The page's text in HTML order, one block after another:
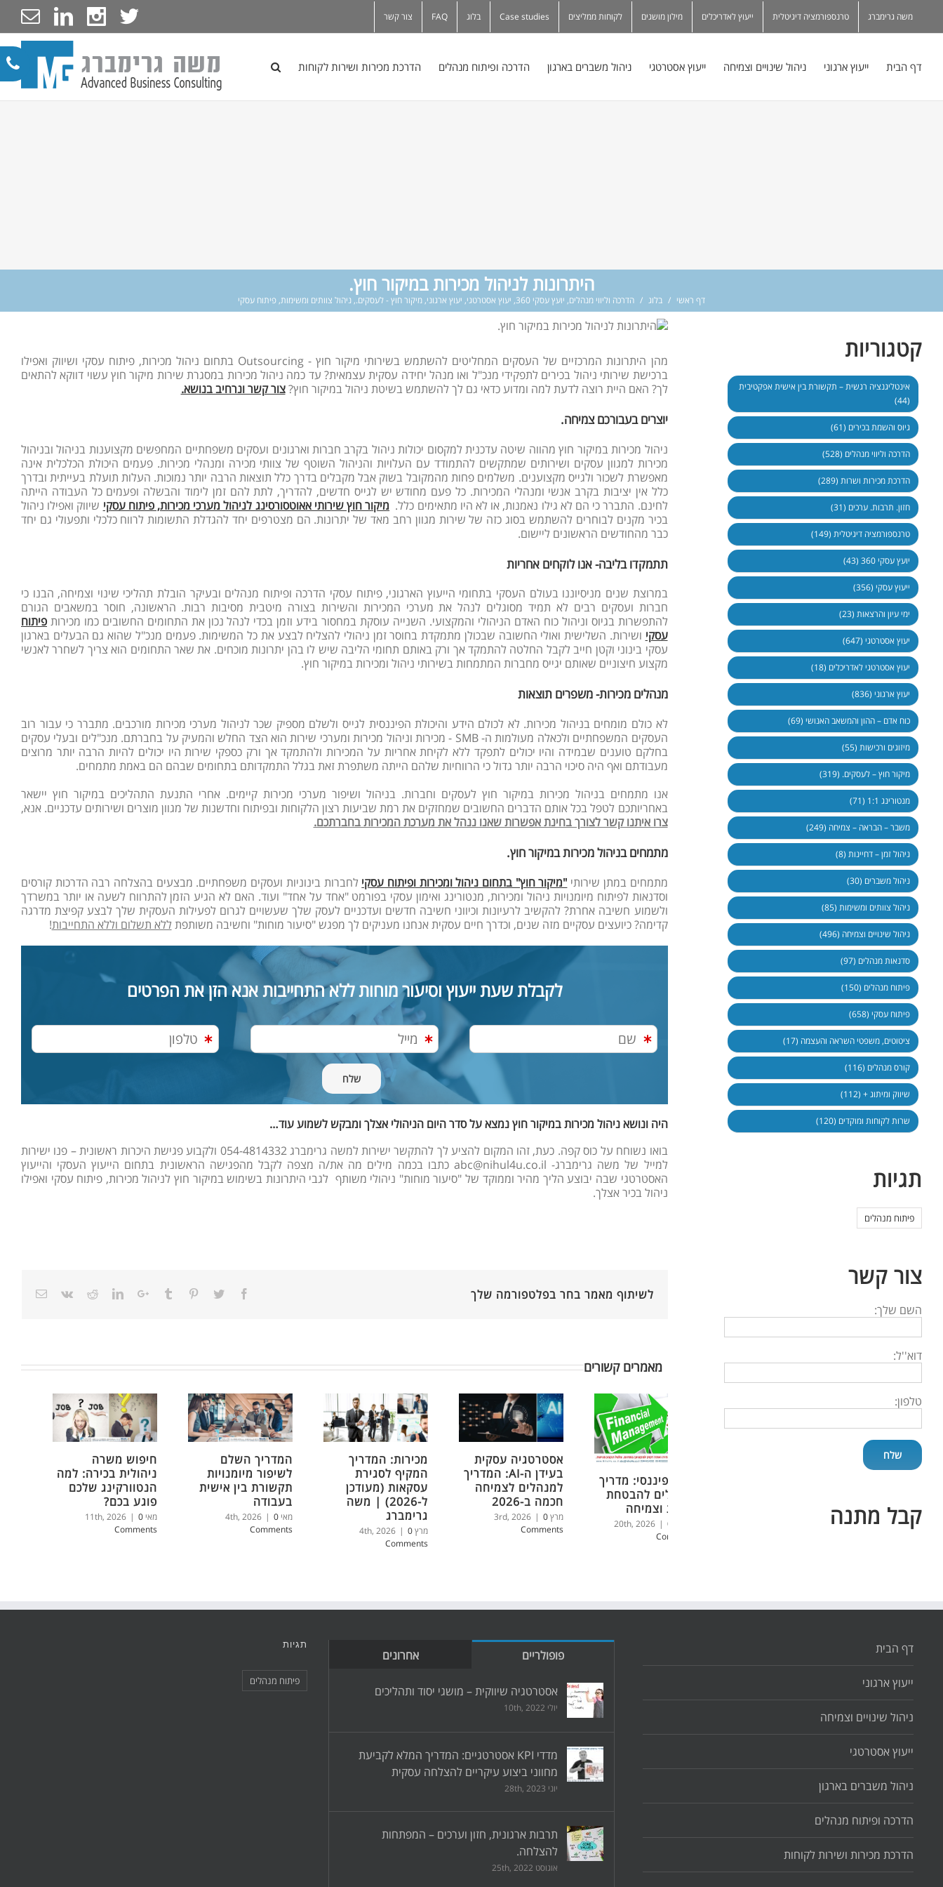
משה גרימברג טרנספורמציה דיגיטלית ייעוץ לאדריכלים מילון מושגים לקוחות ממליצים Case studies בלוג FAQ צור קשר
דף הבית ייעוץ ארגוני ניהול שינויים וצמיחה ייעוץ אסטרטגי ניהול משברים בארגון הדרכה ופיתוח מנהלים הדרכת מכירות ושירות לקוחות
היתרונות לניהול מכירות במיקור חוץ.
דף ראשי / בלוג / הדרכה וליווי מנהלים, יועץ עסקי 360 , יעוץ אסטרטגי, יעוץ ארגוני, מיקור חוץ - לעסקים., ניהול צוותים ומשימות, פיתוח עסקי
מהן היתרונות המרכזיים של העסקים המחליטים להשתמש בשירותי מיקור חוץ - Outsourcing בתחום ניהול מכירות, פיתוח עסקי ושיווק ואפילו
ברכישת שירותי ניהול בכירים לתפקידי מנכ"ל ואו מנהל יחידה עסקית עצמאית? עד כמה ניהול מכירות במסגרת שירות מיקור חוץ עשוי דווקא להתאים
לך? האם היית רוצה לדעת למה ומדוע כדאי גם לך להשתמש בשיטת ניהול במיקור חוץ? צור קשר ונרחיב בנושא.
יוצרים בעבורכם צמיחה.
ניהול מכירות במיקור חוץ מהווה שיטה עדכנית למקסום יכולות ניהול בקרב חברות וארגונים ועסקים משפחתיים המחפשים מקצוענות בניהול ובניהול
מכירות למגוון עסקים ושירותים שמתקשים להתמודד עם העלויות והניהול השוטף של צוותי מכירה ומנהלי מכירות. פעמים היכולת הכלכלית אינה
מאפשרת לשכור ולגייס מקצוענים. משלמים פחות מהמקובל בשוק אבל מקבלים בדרך כלל תוצאות הרבה יותר נמוכות. העלות תועלת בעייתית ובדרך
כלל אין יציבות בקרב אנשי ומנהלי המכירות. כל פעם מחודש יש לגייס חדשים, להדריך, לתת להם זמן לימוד והבשלה ופעמים כל העבודה הייתה
לחינם. התברר כי הם לא גילו נאמנות, או לא היו מתאימים כלל. מיקור חוץ שירותי אאוטסורסינג לניהול מערכי מכירות, פיתוח עסקי שיווק ואפילו ניהול
בכיר מקנים לבוחרים להשתמש בסוג כזה של שירות מגוון רחב מאד של יתרונות. הם מצטרפים יחד להגדלת התשומות לרווח כלכלי ותפעולי גם יחד
כבר מהחודשים הראשונים ליישום.
תתמקדו בליבה- אנו לוקחים אחריות
במרוצת שנים מניסיוננו בעולם העסקי בתחומי הייעוץ הארגוני, פיתוח עסקי הדרכה ופיתוח מנהלים ובעיקר הובלת תהליכי שינוי וצמיחה, הבנו כי
חברות ועסקים רבים לא תמיד מסוגלים לנהל את מערכי המכירות והשירות בצורה מיטבית מסיבות רבות. הראשונה, חוסר במשאבים הגורם
להתפשרות בגיוס וניהול כוח האדם הניהולי והמקצועי. השנייה עוסקת במחסור בידע וזמן בכדי לנהל נכון את התחומים החשובים כמו מכירות פיתוח
עסקי ושירות. השלישית ואולי החשובה שבכולן מתמקדת בחוסר זמן ניהולי להצליח לבצע את כל המשימות. פעמים מנכ"ל שהוא גם הבעלים בארגון
עסקי בינוני וקטן חייב לקבל החלטה להתמקד אך ורק באותם תחומי הליבה שיש לו בהן יתרונות מוכחים. את שאר התחומים הוא צריך לשחרר לאנשי
מקצוע חיצוניים שאותם יגייס מחברות המתמחות בשירותי ניהול ומכירות במיקור חוץ.
מנהלים מכירות- משפרים תוצאות
לא כולם מומחים בניהול מכירות. לא לכולם הידע והיכולת הפיננסית לגייס ולשלם מספיק שכר לניהול מערכי מכירות מורכבים. מתברר כי עבור רוב
העסקים המשפחתיים ולכאלה מעולמות ה- SMB - מכירות וניהול מכירות ומערכי שירות הוא הצד החלש והמעיק על בחברתם. מנכ"לים ובעלי עסקים
בחלקם טוענים שבמידה והיו יכולים לתפקד ללא לקיחת אחריות על המכירות ולהתמקד אך ורק כספקי שירות היו יכולים להיות הרבה יותר מרוצים
מעבודתם ואף היה סיכוי הרבה יותר גדול כי הרווחיות שלהם הייתה משתפרת זאת בגלל התמקדותם בתחומים שבהם הם באמת מתמחים.
אנו מתמחים בניהול מכירות במיקור חוץ לעסקים וחברות. בניהול ושיפור מערכי מכירות קיימים. אחרי התנעת התהליכים במיקור חוץ יישאר
באחריותכם לטפל בכל אותם הדברים החשובים שמחזקים את רמת שביעות רצון הלקוחות ובפיתוח וחדשנות של מגוון מוצרים ושירותים עדכניים. אנא,
צרו איתנו קשר לצורך בחינת אפשרות שאנו ננהל את מערכת המכירות בחברתכם.
מתמחים בניהול מכירות במיקור חוץ.
מתמחים במתן שירותי "מיקור חוץ" בתחום ניהול ומכירות ופיתוח עסקי לחברות בינוניות ועסקים משפחתיים. מבצעים בהצלחה רבה הדרכות קורסים
וסדנאות לפיתוח מיומנויות ניהול ומכירות, מנטורינג ואימון עסקי בפורמט "אחד על אחד" ועוד. האם לא הגיע הזמן להתרווח לשעה או יותר במשרדך
ולשמוע חשיבה אחרת? להקשיב לרעיונות וכיווני חשיבה חדשים ועדכניים לעסק שלך שעשויים לגרום לפעילות העסקית שלך לבצע קפיצת מדרגה
קדימה? כיועצים עסקיים מזה שנים, וכדרך חיים עסקית אנחנו מעניקים לך מפגש "סיעור מוחות" וחשיבה משותפת ללא תשלום וללא התחייבות!
לקבלת שעת ייעוץ וסיעור מוחות ללא התחייבות אנא הזן את הפרטים
היה ונושא ניהול מכירות במיקור חוץ נמצא על סדר היום הניהולי אצלך ומבקש לשמוע עוד…
בואו נשוחח על כוס קפה. כעת, זהו המקום להציע לך להתקשר ישירות למשה גרימברג 054-4814332 ולקבוע פגישת היכרות ראשונית – פנו ישירות
למייל של משה גרימברג- abc@nihul4u.co.il כתבו בכמה מילים מה את/ה מצפה לקבל מהפגישה הראשונית בתחום הייעוץ העסקי והייעוץ
האסטרטגי שבה יבוצע הליך מהיר וממוקד של "סיעור מוחות" ניהולי משותף לגבי היתרונות בשימוש במיקור חוץ לניהול מכירות, פיתוח עסקי ואפילו
ניהול בכיר אצלך.
לשיתוף מאמר בחר בפלטפורמה שלך
מאמרים קשורים
חיפוש משרה
ניהולית בכירה: למה
הנטוורקינג שלכם
פוגע בכם?
מאי 11th, 2026 | 0
Comments
המדריך השלם
לשיפור מיומנויות
תקשורת בין אישית
בעבודה
מאי 4th, 2026 | 0
Comments
מכירות: המדריך
המקיף לסגירת
עסקאות (מעודכן
ל-2026) | משה
גרימברג
מרץ 4th, 2026 | 0
Comments
אסטרטגיה עסקית
בעידן ה-AI: המדריך
למנהלים לצמיחה
חכמה ב-2026
מרץ 3rd, 2026 | 0
Comments
ניהול פיננסי: מדריך
למנהלים להבטחת
יציבות וצמיחה
| 0
Comments
קטגוריות
אינטליגנציה רגשית – תקשורת בין אישית אפקטיבית
(44)
גיוס והשמת בכירים (61)
הדרכה וליווי מנהלים (528)
הדרכת מכירות ושרות (289)
חזון. תרבות. ערכים (31)
טרנספורמציה דיגיטלית (149)
יועץ עסקי 360 (43)
ייעוץ עסקי (356)
ימי עיון והרצאות (23)
יעוץ אסטרטגי (647)
יעוץ אסטרטגי לאדריכלים (18)
יעוץ ארגוני (836)
כוח אדם – ההון והמשאב האנושי (69)
מיזוגים ורכישות (55)
מיקור חוץ – לעסקים. (319)
מנטורינג 1:1 (71)
משבר – הבראה – צמיחה (249)
ניהול זמן – דחיינות (8)
ניהול משברים (30)
ניהול צוותים ומשימות (85)
ניהול שינויים וצמיחה (496)
סדנאות מנהלים (97)
פיתוח מנהלים (150)
פיתוח עסקי (658)
ציטוטים, משפטי השראה והעצמה (17)
קורס מנהלים (116)
שיווק ומיתוג + (112)
שרות לקוחות ומוקדים (120)
תגיות
פיתוח מנהלים
צור קשר
השם שלך:
דוא''ל:
טלפון:
קבל מתנה
דף הבית
ייעוץ ארגוני
ניהול שינויים וצמיחה
ייעוץ אסטרטגי
ניהול משברים בארגון
הדרכה ופיתוח מנהלים
הדרכת מכירות ושירות לקוחות
פופולריים אחרונים
אסטרטגיה שיווקית – מושגי יסוד ותהליכים
יולי 10th, 2022
מדדי KPI אסטרטגיים: המדריך המלא לקביעת
מחווני ביצוע עיקריים להצלחה עסקית
יוני 28th, 2023
תרבות ארגונית, חזון וערכים – המפתחות
להצלחה.
אוגוסט 25th, 2022
תגיות
פיתוח מנהלים